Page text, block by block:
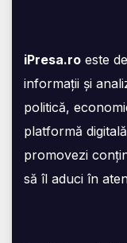
iPresa.ro este
informații și
politică,
platformă
promovezi
să îl aduci în